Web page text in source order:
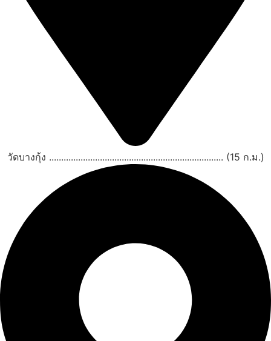
วัดบางกุ้ง ........................................................................ (15 ก.ม.)